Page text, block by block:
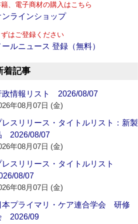
、電子商材の購入はこちら
ンラインショップ
はご登録ください
ールニュース 登録（無料）
着記事
政情報リスト 2026/08/07
年08月07日 (金)
レスリリース・タイトルリスト：新製
2026/08/07
年08月07日 (金)
レスリリース・タイトルリスト
08/07
年08月07日 (金)
本プライマリ・ケア連合学会 研修
2026/09